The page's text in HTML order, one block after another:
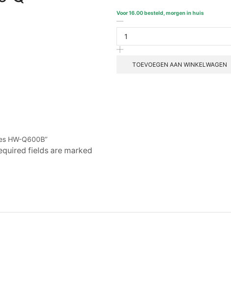
Voor 16.00 besteld, morgen in huis
Samsung
Q-
Series
HW-TOEVOEGEN AAN WINKELWAGEN
HW-Q600B”
fields are marked